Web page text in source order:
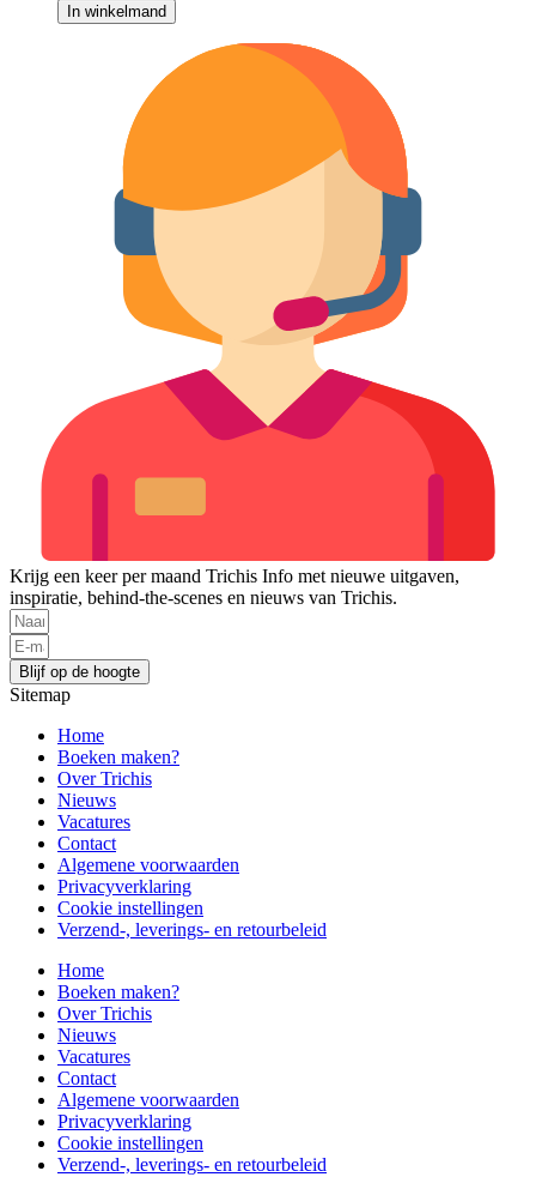
In winkelmand
Krijg een keer per maand Trichis Info met nieuwe uitgaven,
inspiratie, behind-the-scenes en nieuws van Trichis.
Blijf op de hoogte
Sitemap
Home
Boeken maken?
Over Trichis
Nieuws
Vacatures
Contact
Algemene voorwaarden
Privacyverklaring
Cookie instellingen
Verzend-, leverings- en retourbeleid
Home
Boeken maken?
Over Trichis
Nieuws
Vacatures
Contact
Algemene voorwaarden
Privacyverklaring
Cookie instellingen
Verzend-, leverings- en retourbeleid